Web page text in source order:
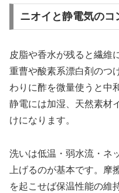
ニオイと静電気のコ
皮脂や香水が残ると繊維
重曹や酸素系漂白剤のつ
わりに酢を微量使うと中
静電には加湿、天然素材
けになります。
洗いは低温・弱水流・ネ
上げるのが基本です。摩
を起こせば保温性能の維